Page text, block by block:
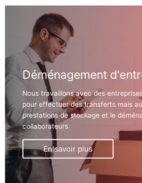
Déménagement
Nous travaillons avec des
pour effectuer des transferts mais
prestations de stockage et le
collaborateurs
En savoir plus